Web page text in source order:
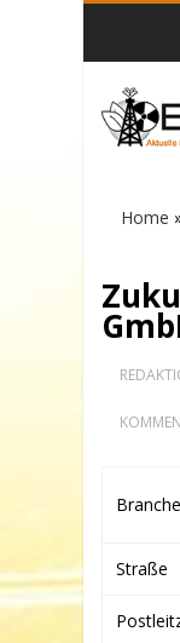
Home
Branche
Straße